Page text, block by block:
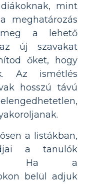
mint
meghatározás
meg a lehető
új szavakat
őket, hogy
Az ismétlés
hosszú távú
a listákban,
a tanulók
Ha a
belül adjuk